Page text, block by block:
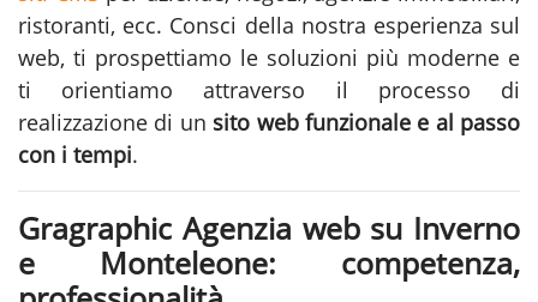
ristoranti, ecc. Consci della nostra esperienza sul
web, ti prospettiamo le soluzioni più moderne e
ti orientiamo attraverso il processo di
realizzazione di un sito web funzionale e al passo
con i tempi.
Gragraphic Agenzia web su Inverno
e Monteleone: competenza,